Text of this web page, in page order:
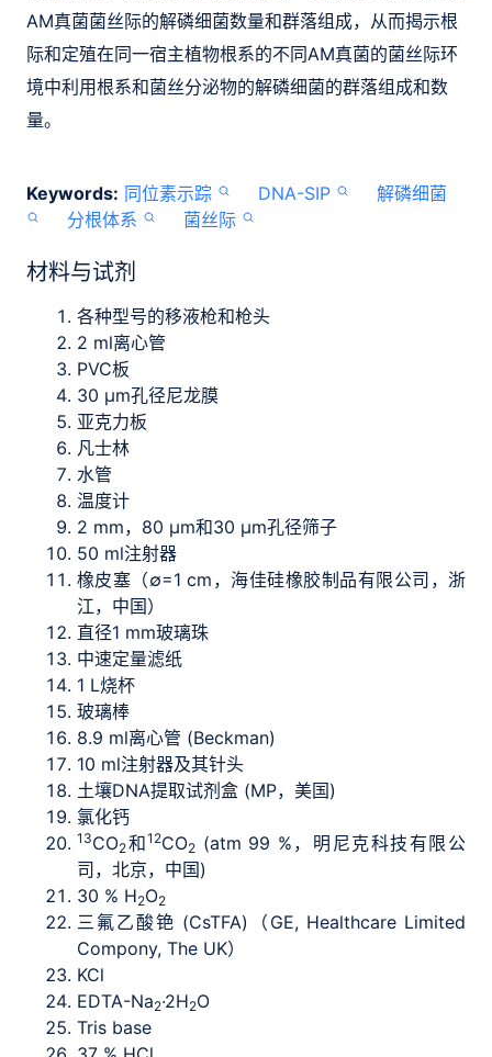
AM真菌菌丝际的解磷细菌数量和群落组成，从而揭示根
际和定殖在同一宿主植物根系的不同AM真菌的菌丝际环
境中利用根系和菌丝分泌物的解磷细菌的群落组成和数
量。
Keywords: 同位素示踪 DNA-SIP
解磷细菌
分根体系
菌丝际
材料与试剂
各种型号的移液枪和枪头
2 ml离心管
PVC板
30 μm孔径尼龙膜
亚克力板
凡士林
水管
温度计
2 mm，80 μm和30 μm孔径筛子
50 ml注射器
橡皮塞（∅=1 cm，海佳硅橡胶制品有限公司，浙
江，中国）
直径1 mm玻璃珠
中速定量滤纸
1 L烧杯
玻璃棒
8.9 ml离心管 (Beckman)
10 ml注射器及其针头
土壤DNA提取试剂盒 (MP，美国)
氯化钙
13CO2和12CO2 (atm 99 %，明尼克科技有限公
司，北京，中国)
30 % H2O2
三氟乙酸铯 (CsTFA)（GE, Healthcare Limited
Compony, The UK）
KCl
EDTA-Na2·2H2O
Tris base